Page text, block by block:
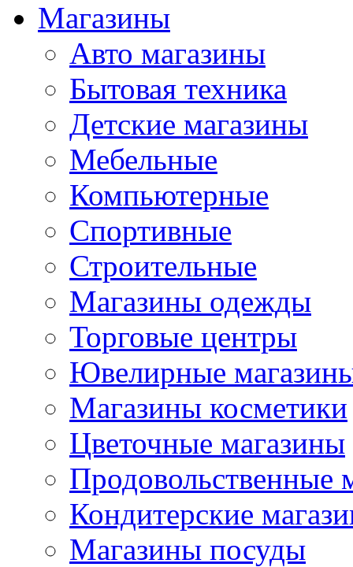
Магазины
Авто магазины
Бытовая техника
Детские магазины
Мебельные
Компьютерные
Спортивные
Строительные
Магазины одежды
Торговые центры
Ювелирные
Магазины косметики
Цветочные магазины
Продовольственные
Кондитерские
Магазины посуды